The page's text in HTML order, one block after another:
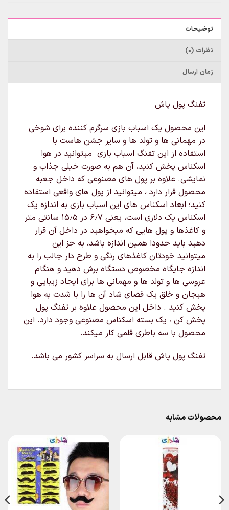
توضیحات
نظرات (0)
زمان ارسال
تفنگ پول پاش
این محصول یک اسباب بازی سرگرم کننده برای شوخی
در مهمانی ها و تولد ها و سایر جشن هاست با
استفاده از این تفنگ اسباب بازی میتوانید در هوا
اسکناس پخش کنید، آن هم به صورت خیلی جذاب و
نمایشی. علاوه بر پول های مصنوعی که داخل جعبه
محصول قرار دارد ، میتوانید از پول های واقعی استفاده
کنید؛ ابعاد اسکناس های این اسباب بازی به اندازه یک
اسکناس یک دلاری است، یعنی ۶٫۷ در ۱۵٫۵ سانتی متر
و کاغذها و پول هایی که میخواهید در داخل آن قرار
دهید باید حدودا همین اندازه باشد، به جز این
میتوانید خودتان کاغذهای رنگی و طرح دار جالب را به
اندازه جایگاه مخصوص دستگاه برش دهید و هنگام
عروسی ها و تولد ها و مهمانی ها برای ایجاد زیبایی و
هیجان و خلق یک فضای شاد آن ها را با شدت به هوا
پخش کنید . داخل این محصول علاوه بر تفنگ پول
پخش کن ، یک بسته اسکناس مصنوعی وجود دارد. این
محصول با سه باطری قلمی کار میکند.
تفنگ پول پاش قابل ارسال به سراسر کشور می باشد.
محصولات مشابه